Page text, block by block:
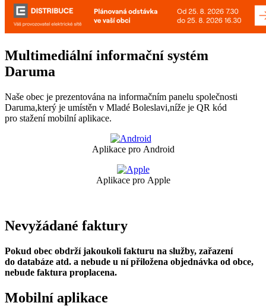
Multimediální informační systém
Daruma
Naše obec je prezentována na informačním panelu společnosti
Daruma,který je umístěn v Mladé Boleslavi,níže je QR kód
pro stažení mobilní aplikace.
Aplikace pro Android
Aplikace pro Apple
Nevyžádané faktury
Pokud obec obdrží jakoukoli fakturu na služby, zařazení
do databáze atd. a nebude u ní přiložena objednávka od obce,
nebude faktura proplacena.
Mobilní aplikace